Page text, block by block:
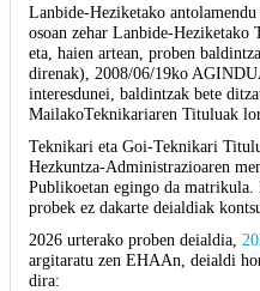
Lanbide-Heziketako
osoan zehar Lanbide-Heziketako
eta, haien artean, proben
direnak), 2008/06/19ko
interesdunei, baldintzak bete
MailakoTeknikariaren Tituluak
Teknikari eta Goi-Teknikari
Hezkuntza-Administrazioaren
Publikoetan egingo da matrikula.
probek ez dakarte deialdiak
2026 urterako proben deialdia,
argitaratu zen EHAAn, deialdi
dira: